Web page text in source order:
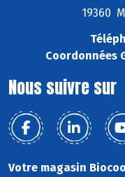
19360
Coordonnées
Nous suivre sur
Votre magasin